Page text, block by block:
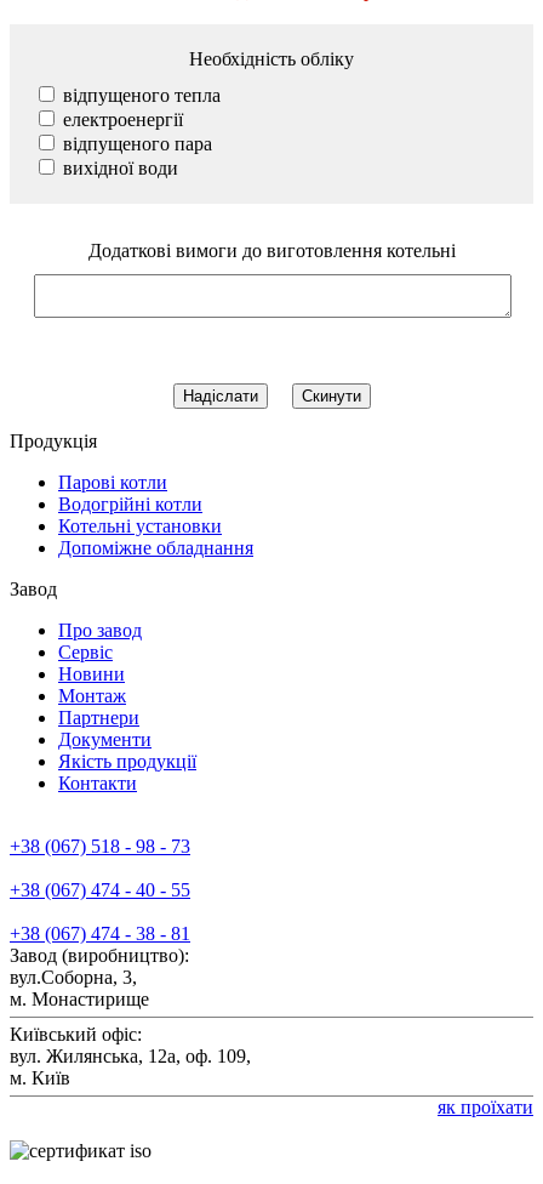
Необхідність обліку
відпущеного тепла
електроенергії
відпущеного пара
вихідної води
Додаткові вимоги до виготовлення котельні
Продукцiя
Парові котли
Водогрійні котли
Котельні установки
Допоміжне обладнання
Завод
Про завод
Сервiс
Новини
Монтаж
Партнери
Документи
Якiсть продукції
Контакти
+38 (067) 518 - 98 - 73
+38 (067) 474 - 40 - 55
+38 (067) 474 - 38 - 81
Завод (виробництво):
вул.Соборна, 3,
м. Монастирище
Київський офіс:
вул. Жилянська, 12а, оф. 109,
м. Київ
як проїхати